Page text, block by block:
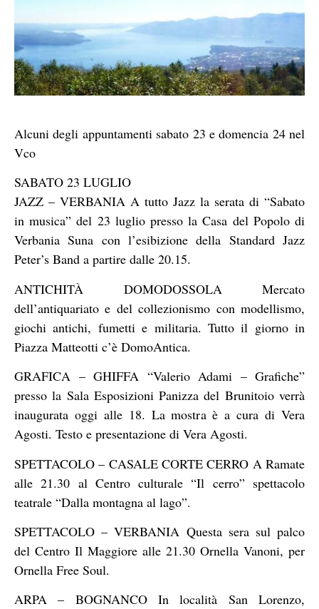
Alcuni degli appuntamenti sabato 23 e domencia 24 nel
Vco
SABATO 23 LUGLIO
JAZZ – VERBANIA A tutto Jazz la serata di “Sabato
in musica” del 23 luglio presso la Casa del Popolo di
Verbania Suna con l’esibizione della Standard Jazz
Peter’s Band a partire dalle 20.15.
ANTICHITÀ DOMODOSSOLA Mercato
dell’antiquariato e del collezionismo con modellismo,
giochi antichi, fumetti e militaria. Tutto il giorno in
Piazza Matteotti c’è DomoAntica.
GRAFICA – GHIFFA “Valerio Adami – Grafiche”
presso la Sala Esposizioni Panizza del Brunitoio verrà
inaugurata oggi alle 18. La mostra è a cura di Vera
Agosti. Testo e presentazione di Vera Agosti.
SPETTACOLO – CASALE CORTE CERRO A Ramate
alle 21.30 al Centro culturale “Il cerro” spettacolo
teatrale “Dalla montagna al lago”.
SPETTACOLO – VERBANIA Questa sera sul palco
del Centro Il Maggiore alle 21.30 Ornella Vanoni, per
Ornella Free Soul.
ARPA – BOGNANCO In località San Lorenzo,